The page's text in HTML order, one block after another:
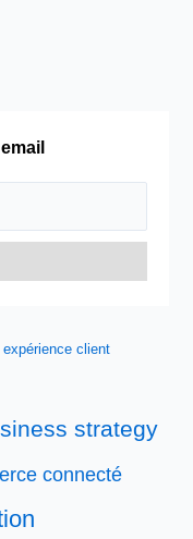
client
strategy
connecté